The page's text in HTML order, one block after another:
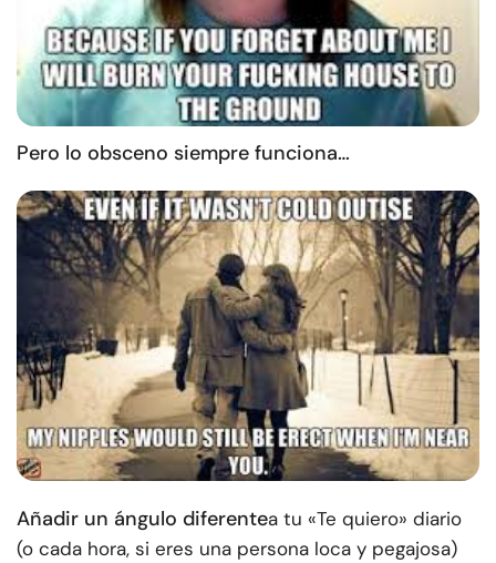
Pero lo obsceno siempre funciona…
Añadir un ángulo diferentea tu «Te quiero» diario
(o cada hora, si eres una persona loca y pegajosa)